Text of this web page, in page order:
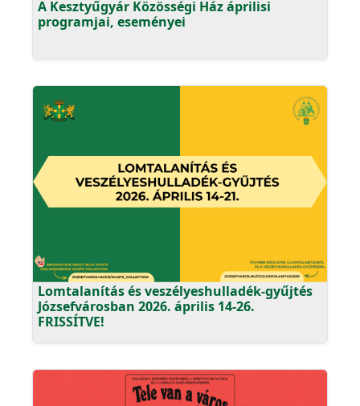
A Kesztyűgyár Közösségi Ház áprilisi
programjai, eseményei
Lomtalanítás és veszélyeshulladék-gyűjtés
Józsefvárosban 2026. április 14-26.
FRISSÍTVE!